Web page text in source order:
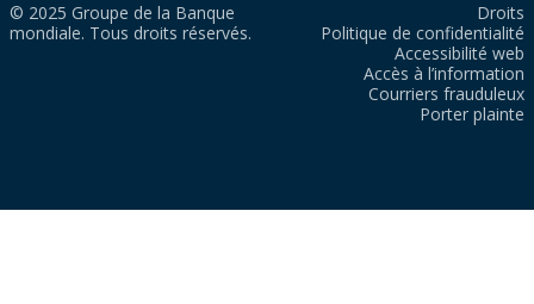
© 2025 Groupe de la Banque
mondiale. Tous droits réservés.
Droits
Politique de confidentialité
Accessibilité web
Accès à l’information
Courriers frauduleux
Porter plainte